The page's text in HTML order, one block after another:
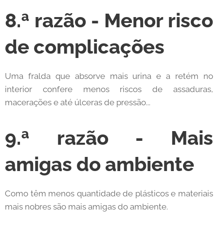
8.ª razão - Menor risco
de complicações
Uma fralda que absorve mais urina e a retém no
interior confere menos riscos de assaduras,
macerações e até úlceras de pressão...
9.ª razão - Mais
amigas do ambiente
Como têm menos quantidade de plásticos e materiais
mais nobres são mais amigas do ambiente.